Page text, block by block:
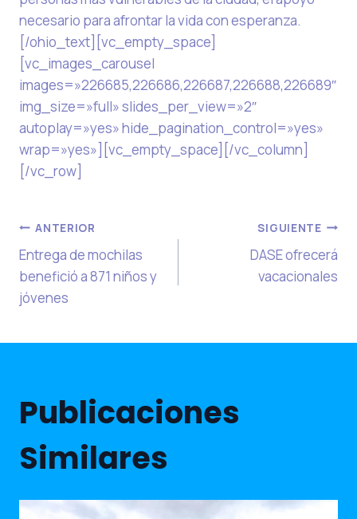
necesario para afrontar la vida con esperanza.
[/ohio_text][vc_empty_space]
[vc_images_carousel
images=»226685,226686,226687,226688,226689″
img_size=»full» slides_per_view=»2″
autoplay=»yes» hide_pagination_control=»yes»
wrap=»yes»][vc_empty_space][/vc_column]
[/vc_row]
Navegación
de
ANTERIOR
Entrega de mochilas
benefició a 871 niños y
jóvenes
SIGUIENTE
DASE ofrecerá
vacacionales
Publicaciones
Similares